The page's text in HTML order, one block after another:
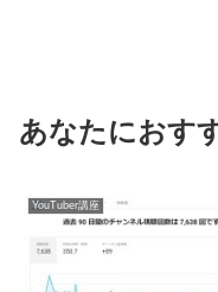
あなたにおす
YouTuber講座